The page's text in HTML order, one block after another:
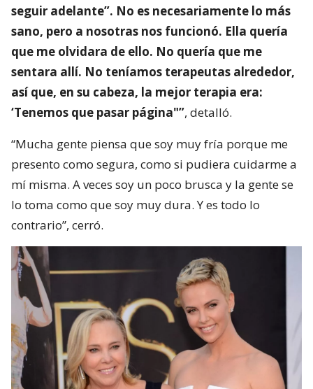
seguir adelante”. No es necesariamente lo más
sano, pero a nosotras nos funcionó. Ella quería
que me olvidara de ello. No quería que me
sentara allí. No teníamos terapeutas alrededor,
así que, en su cabeza, la mejor terapia era:
‘Tenemos que pasar página"”, detalló.
“Mucha gente piensa que soy muy fría porque me
presento como segura, como si pudiera cuidarme a
mí misma. A veces soy un poco brusca y la gente se
lo toma como que soy muy dura. Y es todo lo
contrario”, cerró.